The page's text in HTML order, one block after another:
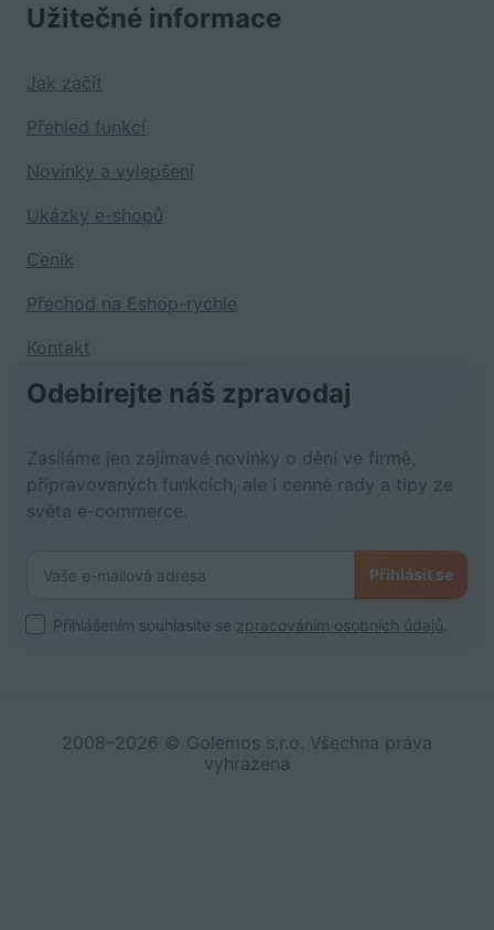
Užitečné informace
Jak začít
Přehled funkcí
Novinky a vylepšení
Ukázky e-shopů
Ceník
Přechod na Eshop-rychle
Kontakt
Odebírejte náš zpravodaj
Zasíláme jen zajímavé novinky o dění ve firmě,
připravovaných funkcích, ale i cenné rady a tipy ze
světa e-commerce.
Přihlásit se
Přihlášením souhlasíte se zpracováním osobních údajů
2008–2026 © Golemos s.r.o. Všechna práva
vyhrazena